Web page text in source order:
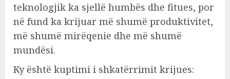
teknologjik ka sjellë humbës dhe fitues, por
në fund ka krijuar më shumë produktivitet,
më shumë mirëqenie dhe më shumë
mundësi.
Ky është kuptimi i shkatërrimit krijues: